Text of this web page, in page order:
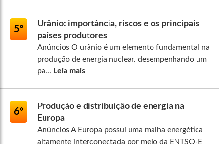
5º
Urânio: importância, riscos e os principais
países produtores
Anúncios O urânio é um elemento fundamental na
produção de energia nuclear, desempenhando um
pa... Leia mais
6º
Produção e distribuição de energia na
Europa
Anúncios A Europa possui uma malha energética
altamente interconectada por meio da ENTSO-E